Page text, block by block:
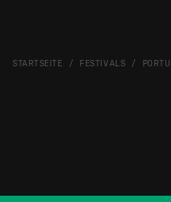
STARTSEITE FESTIVALS